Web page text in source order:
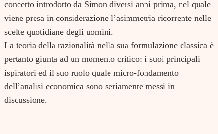
concetto introdotto da Simon diversi anni prima, nel quale
viene presa in considerazione l’asimmetria ricorrente nelle
scelte quotidiane degli uomini.
La teoria della razionalità nella sua formulazione classica è
pertanto giunta ad un momento critico: i suoi principali
ispiratori ed il suo ruolo quale micro-fondamento
dell’analisi economica sono seriamente messi in
discussione.